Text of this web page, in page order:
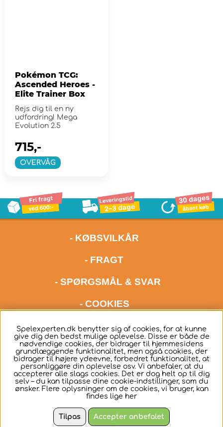
Pokémon TCG:
Ascended Heroes -
Elite Trainer Box
Rejs dig til en ny
udfordring! Mega
Evolution 2.5
OVERVÅG
715,-
- KØBSVILKÅR
- FRAGT
- SPØRGSMÅL & SVAR
- COOKIES
kontakt os meget gerne via mail på adressen
hello@spelexperten.com
Dansk
Spelexperten.dk benytter sig af cookies, for at kunne
give dig den bedst mulige oplevelse. Disse er både de
nødvendige cookies, der bidrager til hjemmesidens
grundlæggende funktionalitet, men også cookies, der
bidrager til højere ydeevne, forbedret funktionalitet, at
personliggøre din oplevelse osv. Vi anbefaler, at du
accepterer alle slags cookies. Det er dog helt op til dig
selv – du kan tilpasse dine cookie-indstillinger, som du
ønsker. Flere oplysninger om de cookies, vi bruger, kan
findes lige her
Tilpas Accepter anbefalet